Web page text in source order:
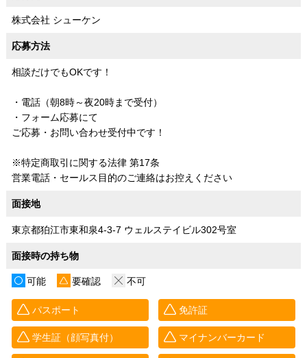
株式会社 シューケン
応募方法
相談だけでもOKです！
・電話（朝8時～夜20時まで受付）
・フォーム応募にて
ご応募・お問い合わせ受付中です！
※特定商取引に関する法律 第17条
営業電話・セールス目的のご連絡はお控えください
面接地
東京都狛江市東和泉4-3-7 ウェルステイビル302号室
面接時の持ち物
可能 要確認 不可
パスポート 免許証
学生証（顔写真付） マイナンバーカード